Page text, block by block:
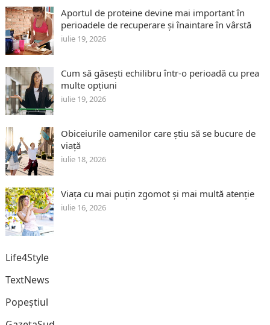
Aportul de proteine devine mai important în
perioadele de recuperare și înaintare în vârstă
iulie 19, 2026
Cum să găsești echilibru într-o perioadă cu prea
multe opțiuni
iulie 19, 2026
Obiceiurile oamenilor care știu să se bucure de
viață
iulie 18, 2026
Viața cu mai puțin zgomot și mai multă atenție
iulie 16, 2026
Life4Style
TextNews
Popeștiul